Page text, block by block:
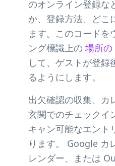
のオンライン登録な
か、登録方法、どこ
ます。このコードを
ング標識上の 場所の
して、ゲストが登録
るようにします。
出欠確認の収集、カ
玄関でのチェックイ
キャン可能なエント
ります。 Google カ
レンダー、または